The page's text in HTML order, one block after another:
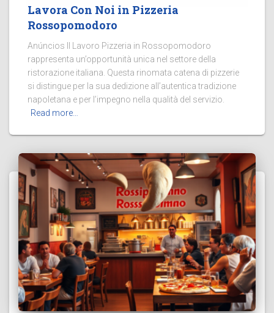
Lavora Con Noi in Pizzeria
Rossopomodoro
Anúncios Il Lavoro Pizzeria in Rossopomodoro
rappresenta un’opportunità unica nel settore della
ristorazione italiana. Questa rinomata catena di pizzerie
si distingue per la sua dedizione all’autentica tradizione
napoletana e per l’impegno nella qualità del servizio.
Read more…